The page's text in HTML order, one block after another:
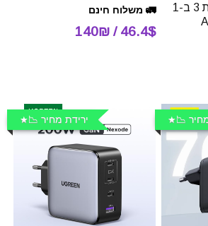
עמדת טעינה משולבת 3 ב-1
🚛 משלוח חינם
46.4$ / 140₪
📉 ירידת מחיר 📉